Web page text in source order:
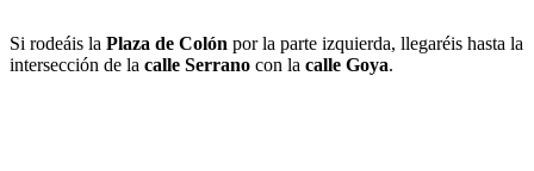
Si rodeáis la Plaza de Colón por la parte izquierda, llegaréis hasta la
intersección de la calle Serrano con la calle Goya.